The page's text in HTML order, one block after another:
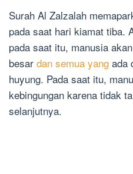
Surah Al Zalzalah
pada saat hari kiamat tiba.
pada saat itu, manusia
besar dan semua yang ada
huyung. Pada saat itu,
kebingungan karena tidak
selanjutnya.